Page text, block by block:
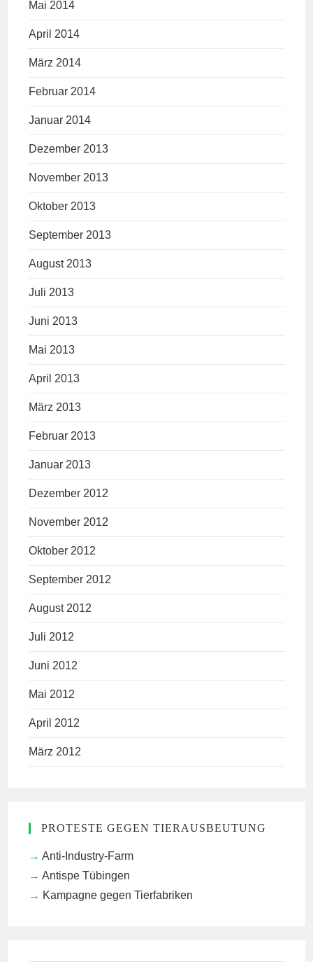
Mai 2014
April 2014
März 2014
Februar 2014
Januar 2014
Dezember 2013
November 2013
Oktober 2013
September 2013
August 2013
Juli 2013
Juni 2013
Mai 2013
April 2013
März 2013
Februar 2013
Januar 2013
Dezember 2012
November 2012
Oktober 2012
September 2012
August 2012
Juli 2012
Juni 2012
Mai 2012
April 2012
März 2012
PROTESTE GEGEN TIERAUSBEUTUNG
Anti-Industry-Farm
Antispe Tübingen
Kampagne gegen Tierfabriken